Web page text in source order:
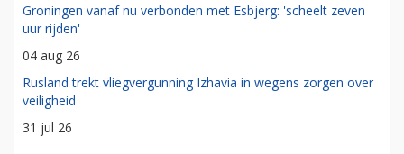
Groningen vanaf nu verbonden met Esbjerg: 'scheelt zeven
uur rijden'
04 aug 26
Rusland trekt vliegvergunning Izhavia in wegens zorgen over
veiligheid
31 jul 26